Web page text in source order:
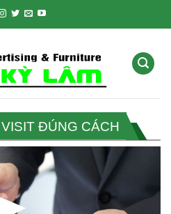
ĐÚNG CÁCH